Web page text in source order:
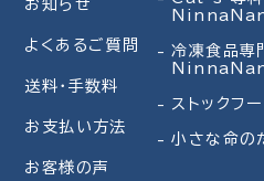
お知らせ
よくあるご質問
送料・手数料
お支払い方法
お客様の声
冷凍食品専
ストックフ
小さな命の